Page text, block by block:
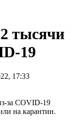
тысячи
19
17:33
на карантин.